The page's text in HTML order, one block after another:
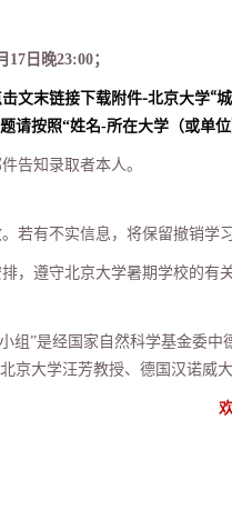
17 日晚23:00；
击文末链接下载附件-北京大学“
题请按照“姓名-所在大学（或单位
告知录取者本人。
若有不实信息，将保留撤销学
，遵守北京大学暑期学校的有
组”是经国家自然科学基金委
京大学汪芳教授、德国汉诺威